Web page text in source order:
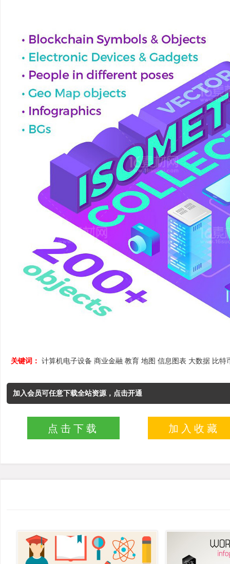
关键词： 计算机电子设备 商业金融 教育 地图 信息图表 大数据 比特
加入会员可任意下载全站资源，点击开通
点击下载 加入收藏